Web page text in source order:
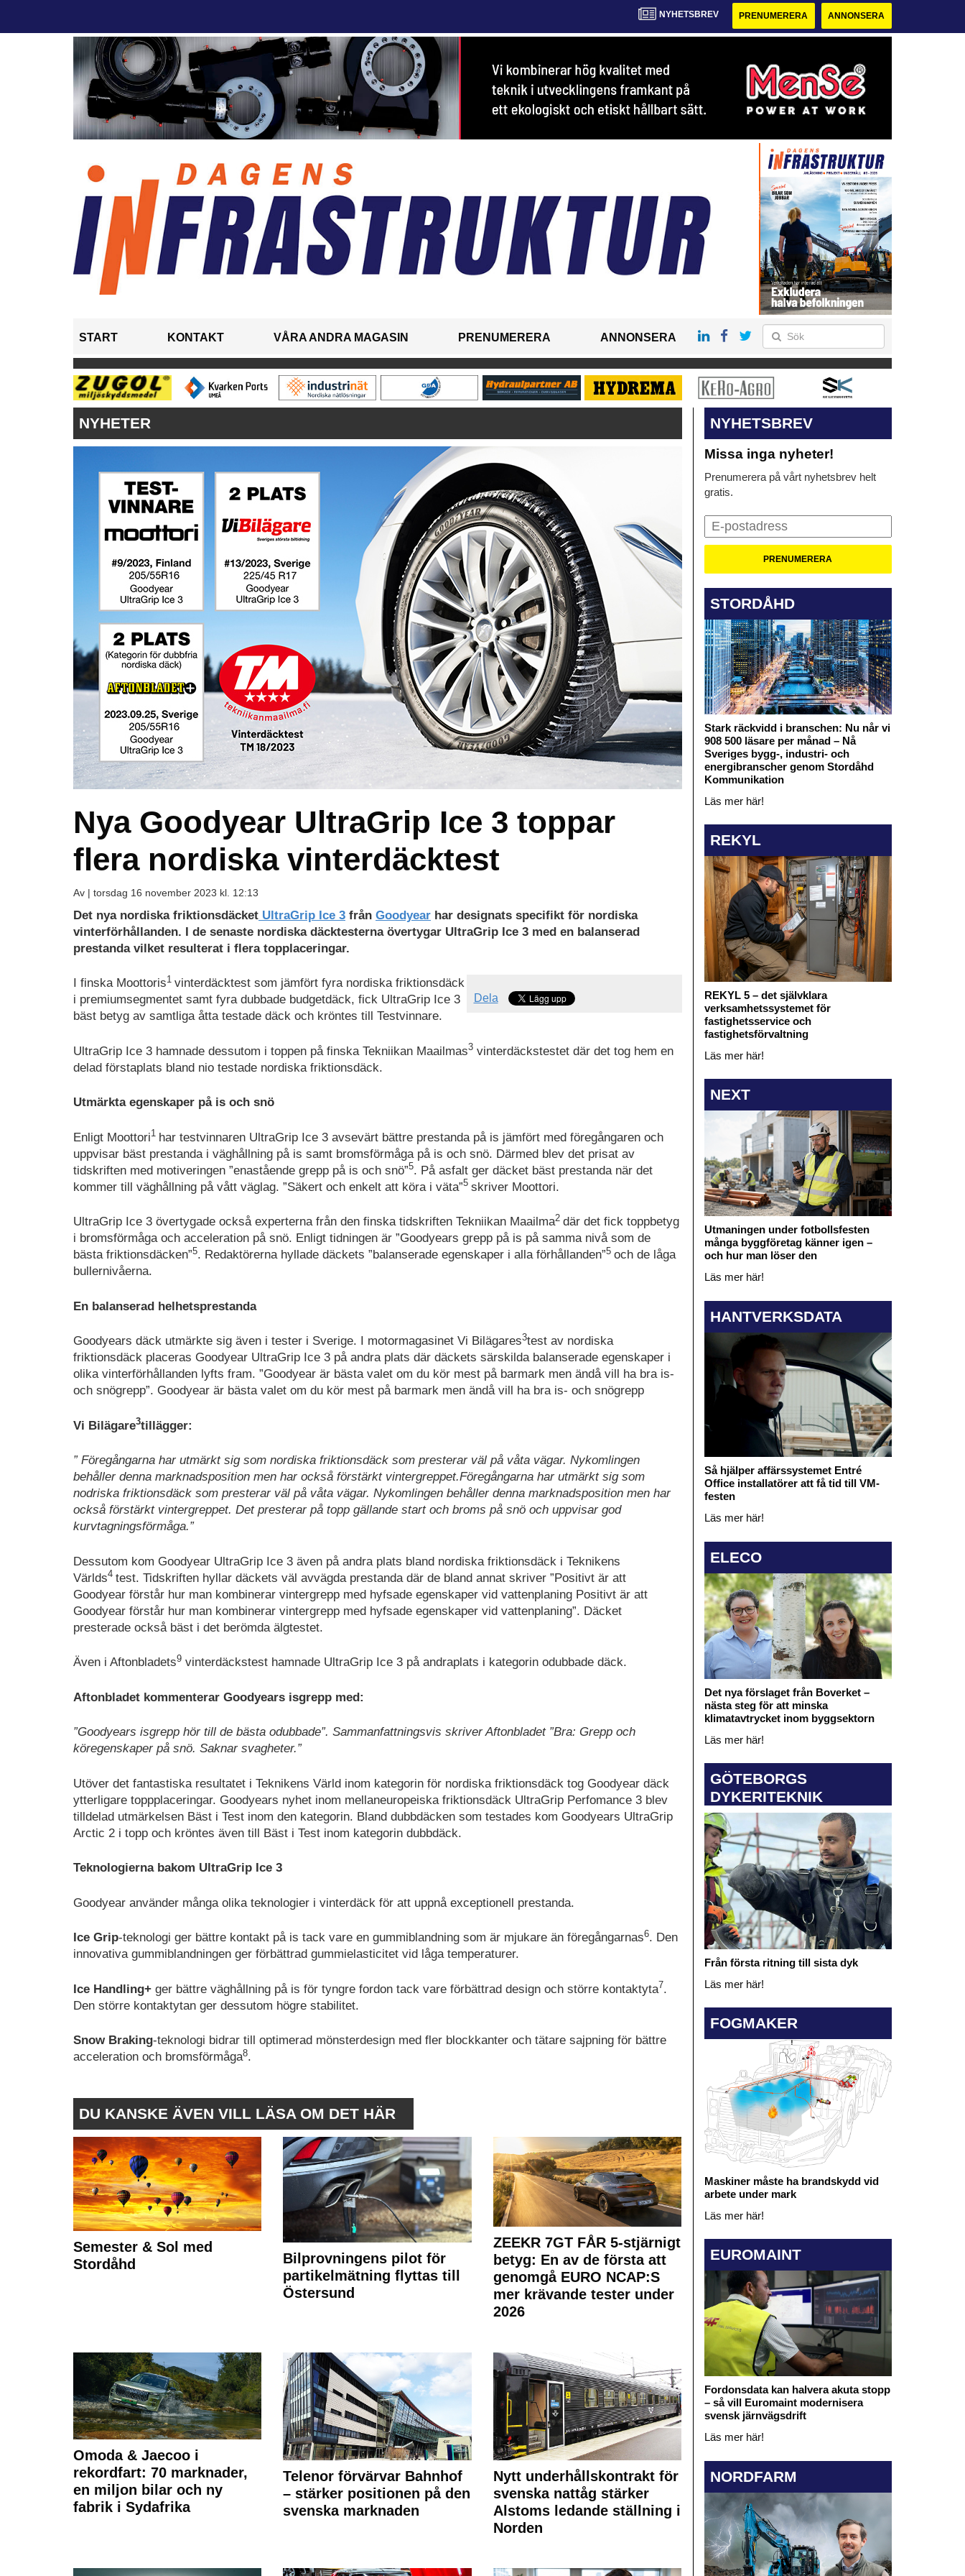
NYHETSBREV PRENUMERERA ANNONSERA
START KONTAKT VÅRA ANDRA MAGASIN PRENUMERERA ANNONSERA
NYHETER
Nya Goodyear UltraGrip Ice 3 toppar
flera nordiska vinterdäcktest
Av | torsdag 16 november 2023 kl. 12:13
Ladda
ned
som
Det nya nordiska friktionsdäcket UltraGrip Ice 3 från Goodyear har designats specifikt för nordiska
vinterförhållanden. I de senaste nordiska däcktesterna övertygar UltraGrip Ice 3 med en balanserad
prestanda vilket resulterat i flera topplaceringar.
Dela
I finska Moottoris1 vinterdäcktest som jämfört fyra nordiska friktionsdäck
i premiumsegmentet samt fyra dubbade budgetdäck, fick UltraGrip Ice 3
bäst betyg av samtliga åtta testade däck och kröntes till Testvinnare.
UltraGrip Ice 3 hamnade dessutom i toppen på finska Tekniikan Maailmas3 vinterdäckstestet där det tog hem en
delad förstaplats bland nio testade nordiska friktionsdäck.
Utmärkta egenskaper på is och snö
Enligt Moottori1 har testvinnaren UltraGrip Ice 3 avsevärt bättre prestanda på is jämfört med föregångaren och
uppvisar bäst prestanda i väghållning på is samt bromsförmåga på is och snö. Därmed blev det prisat av
tidskriften med motiveringen ”enastående grepp på is och snö”5. På asfalt ger däcket bäst prestanda när det
kommer till väghållning på vått väglag. ”Säkert och enkelt att köra i väta”5 skriver Moottori.
UltraGrip Ice 3 övertygade också experterna från den finska tidskriften Tekniikan Maailma2 där det fick toppbetyg
i bromsförmåga och acceleration på snö. Enligt tidningen är ”Goodyears grepp på is på samma nivå som de
bästa friktionsdäcken”5. Redaktörerna hyllade däckets ”balanserade egenskaper i alla förhållanden”5 och de låga
bullernivåerna.
En balanserad helhetsprestanda
Goodyears däck utmärkte sig även i tester i Sverige. I motormagasinet Vi Bilägares3test av nordiska
friktionsdäck placeras Goodyear UltraGrip Ice 3 på andra plats där däckets särskilda balanserade egenskaper i
olika vinterförhållanden lyfts fram. ”Goodyear är bästa valet om du kör mest på barmark men ändå vill ha bra is-
och snögrepp”. Goodyear är bästa valet om du kör mest på barmark men ändå vill ha bra is- och snögrepp
Vi Bilägare3tillägger:
” Föregångarna har utmärkt sig som nordiska friktionsdäck som presterar väl på våta vägar. Nykomlingen
behåller denna marknadsposition men har också förstärkt vintergreppet.Föregångarna har utmärkt sig som
nodriska friktionsdäck som presterar väl på våta vägar. Nykomlingen behåller denna marknadsposition men har
också förstärkt vintergreppet. Det presterar på topp gällande start och broms på snö och uppvisar god
kurvtagningsförmåga.”
Dessutom kom Goodyear UltraGrip Ice 3 även på andra plats bland nordiska friktionsdäck i Teknikens
Världs4 test. Tidskriften hyllar däckets väl avvägda prestanda där de bland annat skriver ”Positivt är att
Goodyear förstår hur man kombinerar vintergrepp med hyfsade egenskaper vid vattenplaning Positivt är att
Goodyear förstår hur man kombinerar vintergrepp med hyfsade egenskaper vid vattenplaning”. Däcket
presterade också bäst i det berömda älgtestet.
Även i Aftonbladets9 vinterdäckstest hamnade UltraGrip Ice 3 på andraplats i kategorin odubbade däck.
Aftonbladet kommenterar Goodyears isgrepp med:
”Goodyears isgrepp hör till de bästa odubbade”. Sammanfattningsvis skriver Aftonbladet ”Bra: Grepp och
köregenskaper på snö. Saknar svagheter.”
Utöver det fantastiska resultatet i Teknikens Värld inom kategorin för nordiska friktionsdäck tog Goodyear däck
ytterligare toppplaceringar. Goodyears nyhet inom mellaneuropeiska friktionsdäck UltraGrip Perfomance 3 blev
tilldelad utmärkelsen Bäst i Test inom den kategorin. Bland dubbdäcken som testades kom Goodyears UltraGrip
Arctic 2 i topp och kröntes även till Bäst i Test inom kategorin dubbdäck.
Teknologierna bakom UltraGrip Ice 3
Goodyear använder många olika teknologier i vinterdäck för att uppnå exceptionell prestanda.
Ice Grip-teknologi ger bättre kontakt på is tack vare en gummiblandning som är mjukare än föregångarnas6. Den
innovativa gummiblandningen ger förbättrad gummielasticitet vid låga temperaturer.
Ice Handling+ ger bättre väghållning på is för tyngre fordon tack vare förbättrad design och större kontaktyta7.
Den större kontaktytan ger dessutom högre stabilitet.
Snow Braking-teknologi bidrar till optimerad mönsterdesign med fler blockkanter och tätare sajpning för bättre
acceleration och bromsförmåga8.
DU KANSKE ÄVEN VILL LÄSA OM DET HÄR
Semester & Sol med
Stordåhd
Bilprovningens pilot för
partikelmätning flyttas till
Östersund
ZEEKR 7GT FÅR 5-stjärnigt
betyg: En av de första att
genomgå EURO NCAP:S
mer krävande tester under
2026
Omoda & Jaecoo i
rekordfart: 70 marknader,
en miljon bilar och ny
fabrik i Sydafrika
Telenor förvärvar Bahnhof
– stärker positionen på den
svenska marknaden
Nytt underhållskontrakt för
svenska nattåg stärker
Alstoms ledande ställning i
Norden
NYHETSBREV
Missa inga nyheter!
Prenumerera på vårt nyhetsbrev helt
gratis.
STORDÅHD
Stark räckvidd i branschen: Nu når vi
908 500 läsare per månad – Nå
Sveriges bygg-, industri- och
energibranscher genom Stordåhd
Kommunikation
Läs mer här!
REKYL
REKYL 5 – det självklara
verksamhetssystemet för
fastighetsservice och
fastighetsförvaltning
Läs mer här!
NEXT
Utmaningen under fotbollsfesten
många byggföretag känner igen –
och hur man löser den
Läs mer här!
HANTVERKSDATA
Så hjälper affärssystemet Entré
Office installatörer att få tid till VM-
festen
Läs mer här!
ELECO
Det nya förslaget från Boverket –
nästa steg för att minska
klimatavtrycket inom byggsektorn
Läs mer här!
GÖTEBORGS
DYKERITEKNIK
Från första ritning till sista dyk
Läs mer här!
FOGMAKER
Maskiner måste ha brandskydd vid
arbete under mark
Läs mer här!
EUROMAINT
Fordonsdata kan halvera akuta stopp
– så vill Euromaint modernisera
svensk järnvägsdrift
Läs mer här!
NORDFARM